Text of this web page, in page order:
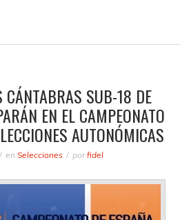
CÁNTABRAS SUB-18 DE
EN EL CAMPEONATO
AUTONÓMICAS
en Selecciones porfidel